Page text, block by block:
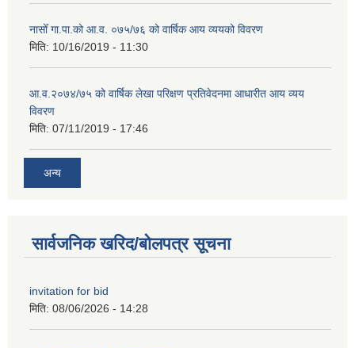
नासोँ गा.पा.को आ.व. ०७५/७६ को वार्षिक आय व्ययको विवरण
मिति: 10/16/2019 - 11:30
आ.व.२०७४/७५ को वार्षिक लेखा परिक्षण प्रतिवेदनमा आधारीत आय व्यय
विवरण
मिति: 07/11/2019 - 17:46
अन्य
सार्वजनिक खरिद/बोलपत्र सूचना
invitation for bid
मिति: 08/06/2026 - 14:28